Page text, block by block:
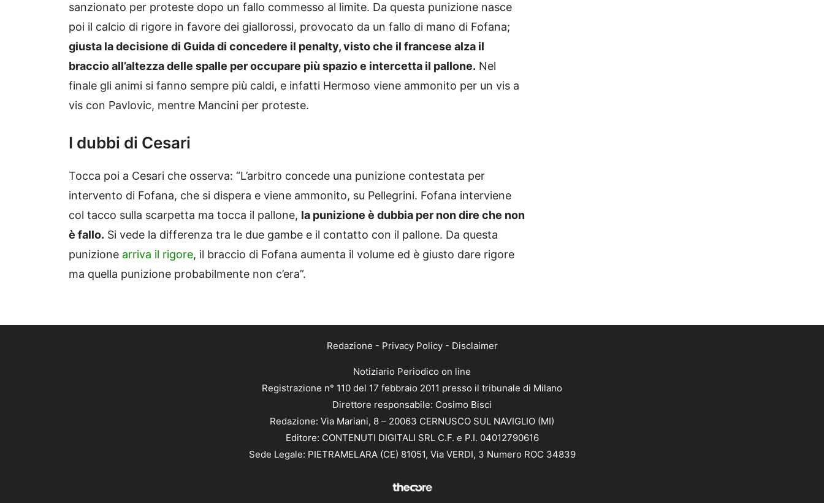
sanzionato per proteste dopo un fallo commesso al limite. Da questa punizione nasce
poi il calcio di rigore in favore dei giallorossi, provocato da un fallo di mano di Fofana;
giusta la decisione di Guida di concedere il penalty, visto che il francese alza il
braccio all’altezza delle spalle per occupare più spazio e intercetta il pallone. Nel
finale gli animi si fanno sempre più caldi, e infatti Hermoso viene ammonito per un vis a
vis con Pavlovic, mentre Mancini per proteste.
I dubbi di Cesari
Tocca poi a Cesari che osserva: “L’arbitro concede una punizione contestata per
intervento di Fofana, che si dispera e viene ammonito, su Pellegrini. Fofana interviene
col tacco sulla scarpetta ma tocca il pallone, la punizione è dubbia per non dire che non
è fallo. Si vede la differenza tra le due gambe e il contatto con il pallone. Da questa
punizione arriva il rigore, il braccio di Fofana aumenta il volume ed è giusto dare rigore
ma quella punizione probabilmente non c’era”.
Redazione - Privacy Policy- Disclaimer
Notiziario Periodico on line
Registrazione n° 110 del 17 febbraio 2011 presso il tribunale di Milano
Direttore responsabile: Cosimo Bisci
Redazione: Via Mariani, 8 – 20063 CERNUSCO SUL NAVIGLIO (MI)
Editore: CONTENUTI DIGITALI SRL C.F. e P.I. 04012790616
Sede Legale: PIETRAMELARA (CE) 81051, Via VERDI, 3 Numero ROC 34839